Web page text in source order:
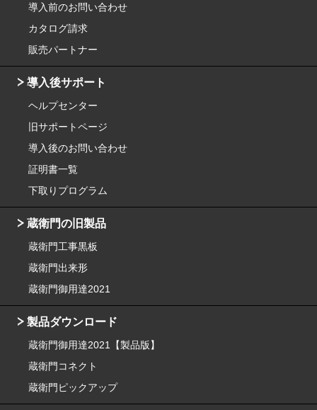
導入前のお問い合わせ
カタログ請求
販売パートナー
導入後サポート
ヘルプセンター
旧サポートページ
導入後のお問い合わせ
証明書一覧
下取りプログラム
蔵衛門の旧製品
蔵衛門工事黒板
蔵衛門出来形
蔵衛門御用達2021
製品ダウンロード
蔵衛門御用達2021【製品版】
蔵衛門コネクト
蔵衛門ピックアップ